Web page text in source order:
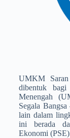
UMKM Saran
dibentuk
Menengah
Segala
lain dalam
ini berada
Ekonomi